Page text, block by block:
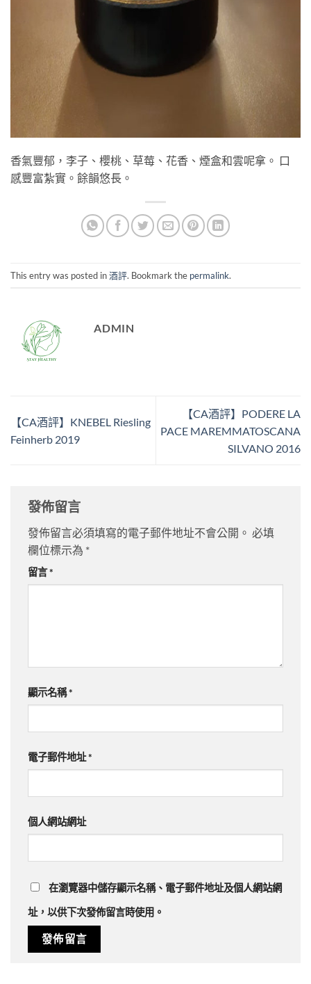
香氣豐郁，李子、櫻桃、草莓、花香、煙盒和雲呢拿。 口
感豐富紮實。餘韻悠長。
This entry was posted in酒評. Bookmark the permalink.
ADMIN
【CA酒評】KNEBEL Riesling
Feinherb 2019
【CA酒評】PODERE LA
PACE MAREMMATOSCANA
SILVANO 2016
發佈留言
發佈留言必須填寫的電子郵件地址不會公開。 必填
欄位標示為 *
留言*
顯示名稱*
電子郵件地址*
個人網站網址
在瀏覽器中儲存顯示名稱、電子郵件地址及個人網站網
址，以供下次發佈留言時使用。